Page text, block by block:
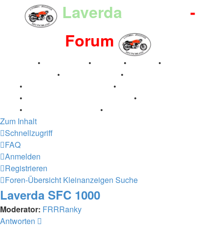
Laverda
-
Forum
• • •
•
• •
• •
• •
•
•
Zum Inhalt
Schnellzugriff
FAQ
Anmelden
Registrieren
Foren-Übersicht Kleinanzeigen Suche
Laverda SFC 1000
Moderator: FRRRanky
Antworten